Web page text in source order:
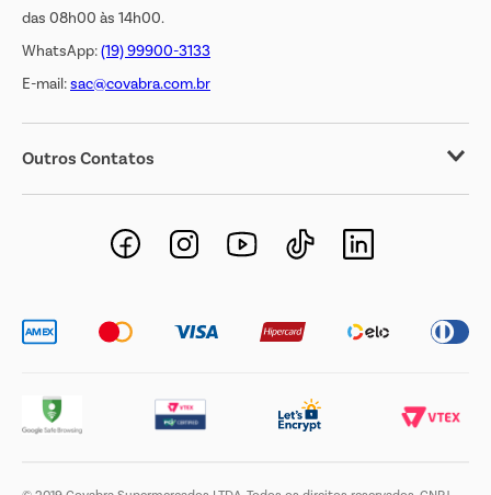
das 08h00 às 14h00.
WhatsApp:(19) 99900-3133
E-mail:sac@covabra.com.br
Outros Contatos
Negócios Imobiliários
Novos Fornecedores